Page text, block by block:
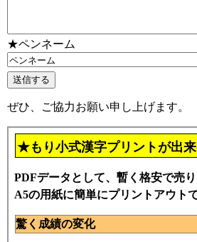
★ペンネーム
ぜひ、ご協力お願い申し上げます。